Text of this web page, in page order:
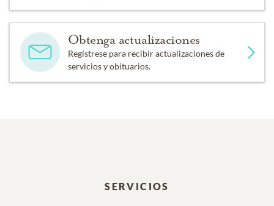
Obtenga actualizaciones
Regístrese para recibir actualizaciones de
servicios y obituarios.
SERVICIOS